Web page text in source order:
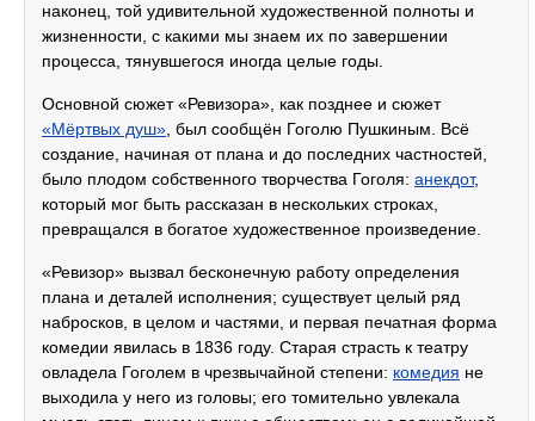
наконец, той удивительной художественной полноты и
жизненности, с какими мы знаем их по завершении
процесса, тянувшегося иногда целые годы.
Основной сюжет «Ревизора», как позднее и сюжет
«Мёртвых душ», был сообщён Гоголю Пушкиным. Всё
создание, начиная от плана и до последних частностей,
было плодом собственного творчества Гоголя: анекдот,
который мог быть рассказан в нескольких строках,
превращался в богатое художественное произведение.
«Ревизор» вызвал бесконечную работу определения
плана и деталей исполнения; существует целый ряд
набросков, в целом и частями, и первая печатная форма
комедии явилась в 1836 году. Старая страсть к театру
овладела Гоголем в чрезвычайной степени: комедия не
выходила у него из головы; его томительно увлекала